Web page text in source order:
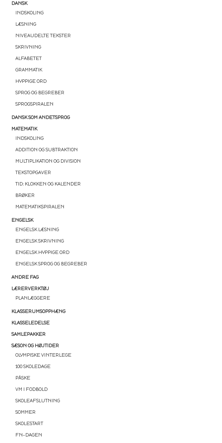
DANSK
INDSKOLING
LÆSNING
NIVEAUDELTE TEKSTER
SKRIVNING
ALFABETET
GRAMMATIK
HYPPIGE ORD
SPROG OG BEGREBER
SPROGSPIRALEN
DANSK SOM ANDETSPROG
MATEMATIK
INDSKOLING
ADDITION OG SUBTRAKTION
MULTIPLIKATION OG DIVISION
TEKSTOPGAVER
TID: KLOKKEN OG KALENDER
BRØKER
MATEMATIKSPIRALEN
ENGELSK
ENGELSK LÆSNING
ENGELSK SKRIVNING
ENGELSK HYPPIGE ORD
ENGELSK SPROG OG BEGREBER
ANDRE FAG
LÆRERVERKTØJ
PLANLÆGGERE
KLASSERUMSOPPHÆNG
KLASSELEDELSE
SAMLEPAKKER
SÆSON OG HØJTIDER
OLYMPISKE VINTERLEGE
100 SKOLEDAGE
PÅSKE
VM I FODBOLD
SKOLEAFSLUTNING
SOMMER
SKOLESTART
FN-DAGEN